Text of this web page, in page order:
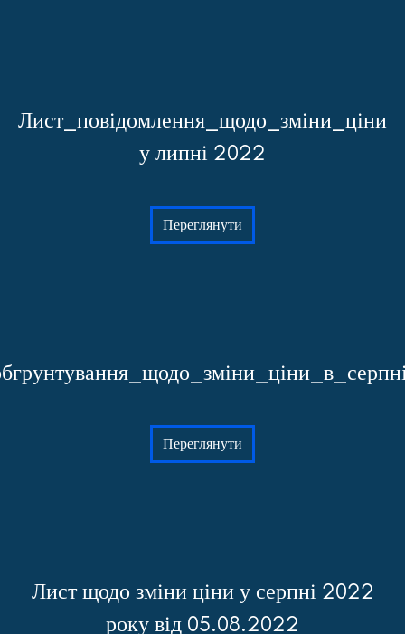
Лист_повідомлення_щодо_зміни_ціни
у липні 2022
Переглянути
Переглянути
Лист щодо зміни ціни у серпні 2022
року від 05.08.2022